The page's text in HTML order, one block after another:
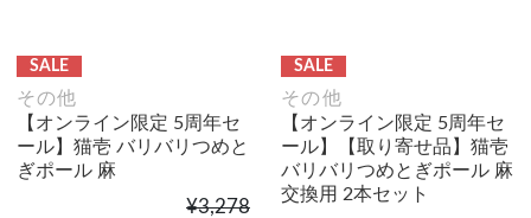
SALE
その他
【オンライン限定 5周年セ
ール】猫壱 バリバリつめと
ぎポール 麻
¥3,278
SALE
その他
【オンライン限定 5周年セ
ール】【取り寄せ品】猫壱
バリバリつめとぎポール 麻
交換用 2本セット